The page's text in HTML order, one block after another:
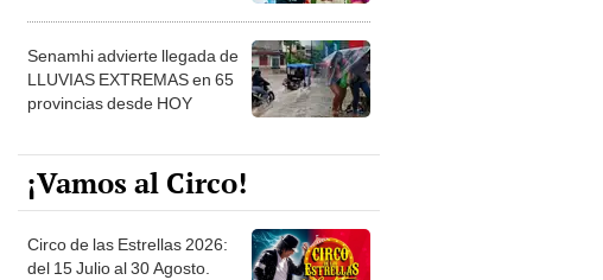
Senamhi advierte llegada de
LLUVIAS EXTREMAS en 65
provincias desde HOY
¡Vamos al Circo!
Circo de las Estrellas 2026:
del 15 Julio al 30 Agosto.